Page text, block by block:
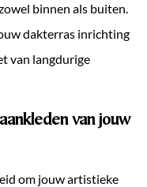
binnen als buiten.
dakterras inrichting
van langdurige
van jouw
om jouw artistieke